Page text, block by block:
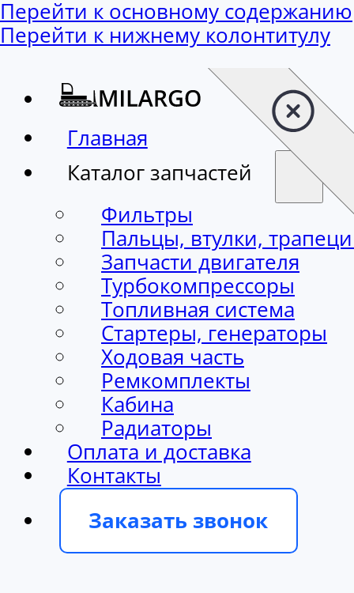
Перейти к основному содержанию
Перейти к нижнему колонтитулу
Главная
Каталог запчастей
Фильтры
Пальцы, втулки,
Запчасти двигателя
Турбокомпрессоры
Топливная система
Стартеры, генераторы
Ходовая часть
Ремкомплекты
Кабина
Радиаторы
Оплата и доставка
Контакты
Заказать звонок